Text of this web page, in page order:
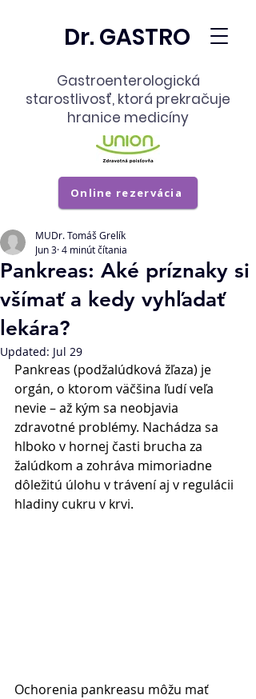
Dr. GASTRO
Gastroenterologická
starostlivosť, ktorá prekračuje
hranice medicíny
Online rezervácia
Pankreas: Aké príznaky si
všímať a kedy vyhľadať
lekára?
MUDr. Tomáš Grelík
Jun 3 4 minút čítania
Updated: Jul 29
Pankreas (podžalúdková žľaza) je
orgán, o ktorom väčšina ľudí veľa
nevie – až kým sa neobjavia
zdravotné problémy. Nachádza sa
hlboko v hornej časti brucha za
žalúdkom a zohráva mimoriadne
dôležitú úlohu v trávení aj v regulácii
hladiny cukru v krvi.
Ochorenia pankreasu môžu mať